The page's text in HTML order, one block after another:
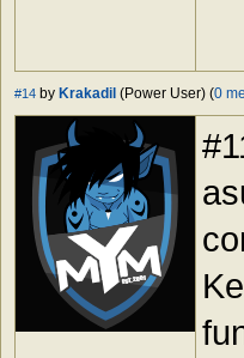
#14 by Krakadil (Power User) (0